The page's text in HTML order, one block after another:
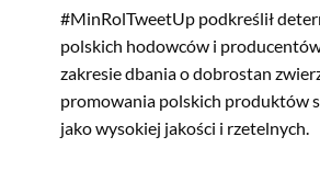
#MinRolTweetUp podkreślił
polskich hodowców i
zakresie dbania o dobrostan
promowania polskich produktów
jako wysokiej jakości i rzetelnych.